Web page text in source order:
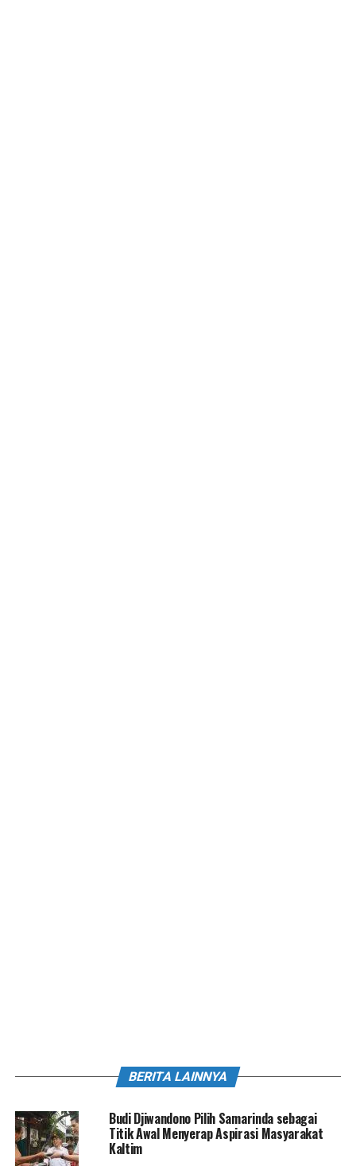
BERITA LAINNYA
Budi Djiwandono Pilih Samarinda sebagai
Titik Awal Menyerap Aspirasi Masyarakat
Kaltim